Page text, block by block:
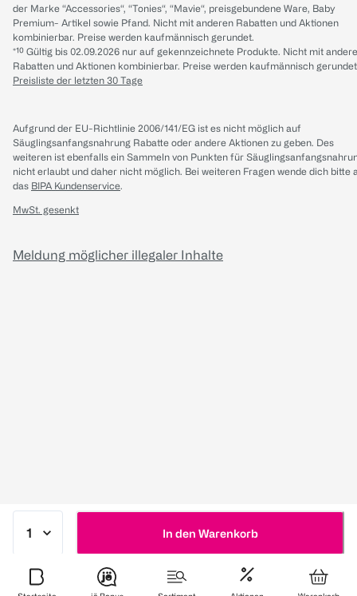
In den Warenkorb
der Marke “Accessories“, “Tonies“, “Mavie“, preisgebundene Ware, Baby
Premium- Artikel sowie Pfand. Nicht mit anderen Rabatten und Aktionen
kombinierbar. Preise werden kaufmännisch gerundet.
*¹⁰ Gültig bis 02.09.2026 nur auf gekennzeichnete Produkte. Nicht mit
Rabatten und Aktionen kombinierbar. Preise werden kaufmännisch
Preisliste der letzten 30 Tage
Aufgrund der EU-Richtlinie 2006/141/EG ist es nicht möglich auf
Säuglingsanfangsnahrung Rabatte oder andere Aktionen zu geben. Des
weiteren ist ebenfalls ein Sammeln von Punkten für
nicht erlaubt und daher nicht möglich. Bei weiteren Fragen wende dich bitte
das BIPA Kundenservice.
MwSt. gesenkt
Meldung möglicher illegaler Inhalte